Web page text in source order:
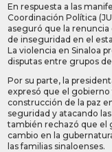
En respuesta a las
Coordinación Política
aseguró que la renuncia
de inseguridad en el
La violencia en Sinaloa
disputas entre grupos
Por su parte, la
expresó que el gobierno
construcción de la paz
seguridad y atacando
también rechazó que el
cambio en la
las familias sinaloenses.